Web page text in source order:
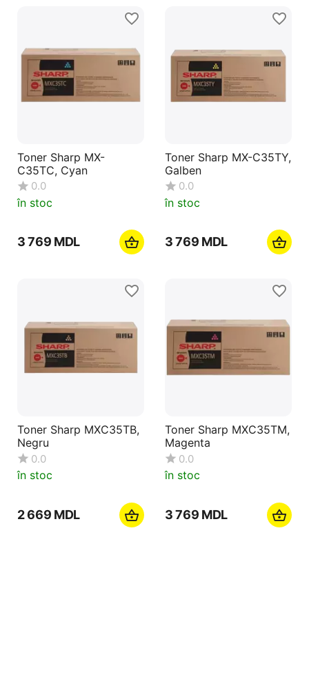
Toner Sharp MX-
C35TC, Cyan
0.0
în stoc
3 769 MDL
Toner Sharp MX-C35TY,
Galben
0.0
în stoc
3 769 MDL
Toner Sharp MXC35TB,
Negru
0.0
în stoc
2 669 MDL
Toner Sharp MXC35TM,
Magenta
0.0
în stoc
3 769 MDL